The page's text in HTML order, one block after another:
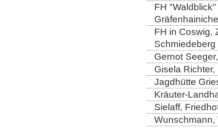
FH
FH in Coswig,
Schmiedeberg
Gernot
Gisela
Jagdhütte
Kräuter-
Sielaff,
Wunschmann,